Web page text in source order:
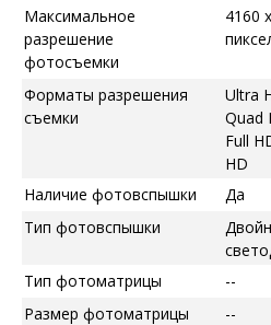
Максимальное
разрешение
фотосъемки
4160
Форматы разрешения
съемки
Ultra
Quad
Full
HD
Наличие фотовспышки Да
Тип фотовспышки
Тип фотоматрицы --
Размер фотоматрицы
--